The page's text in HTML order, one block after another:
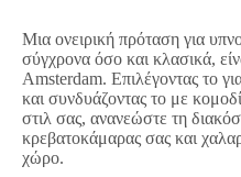
€550.00.
είναι:
€440.00.
Μια ονειρική πρόταση για
σύγχρονα όσο και κλασικά,
Amsterdam. Επιλέγοντας το
και συνδυάζοντας το με
στιλ σας, ανανεώστε τη
κρεβατοκάμαρας σας και
χώρο.